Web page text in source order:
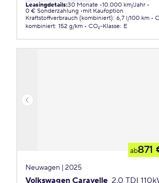
Leasingdetails:30 Monate 10.000 km/Jahr
0 € Sonderzahlung
mit Kaufoption
Kraftstoffverbrauch (kombiniert): 6,7 l/100 km
kombiniert: 152 g/km CO₂-Klasse: E
ab871
Neuwagen | 2025
Volkswagen Caravelle 2.0 TDI